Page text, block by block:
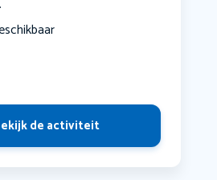
de activiteit